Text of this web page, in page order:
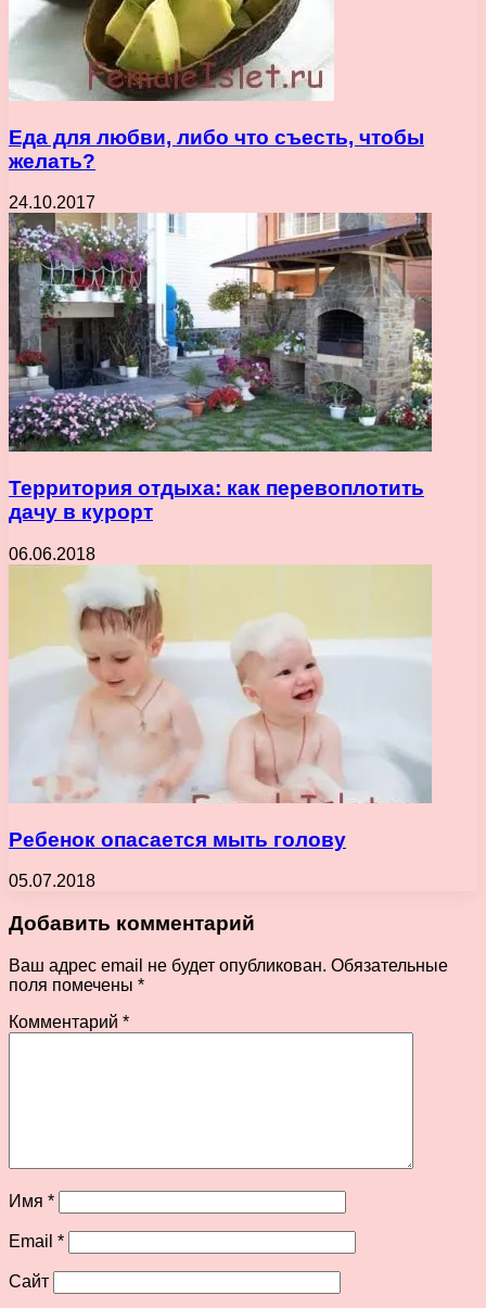
Еда для любви, либо что съесть, чтобы
желать?
24.10.2017
Территория отдыха: как перевоплотить
дачу в курорт
06.06.2018
Ребенок опасается мыть голову
05.07.2018
Добавить комментарий
Ваш адрес email не будет опубликован. Обязательные
поля помечены *
Комментарий *
Имя *
Email *
Сайт